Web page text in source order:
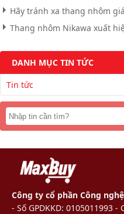
Hãy tránh xa thang nhôm
Thang nhôm Nikawa xuất
DANH MỤC TIN TỨC
Tin tức
Công ty cổ phần Công
- Số GPDKKD: 0105011993